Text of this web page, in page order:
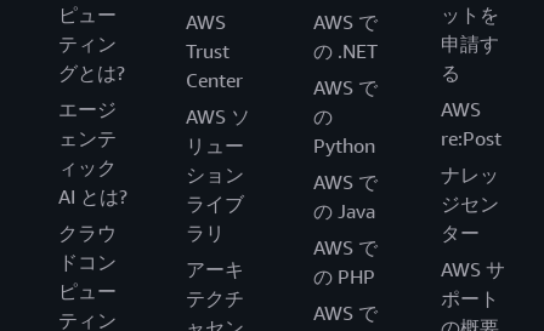
ピュー
ティン
グとは?
エージ
ェンテ
ィック
AI とは?
クラウ
ドコン
ピュー
ティン
AWS
Trust
Center
AWS ソ
リュー
ション
ライブ
ラリ
アーキ
テクチ
AWS で
の .NET
AWS で
の
Python
AWS で
の Java
AWS で
の PHP
AWS で
ットを
申請す
る
AWS
re:Post
ナレッ
ジセン
ター
AWS サ
ポート